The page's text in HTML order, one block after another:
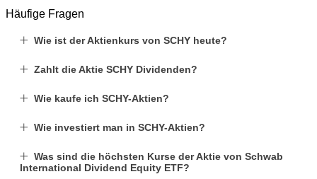
Häufige Fragen
Wie ist der Aktienkurs von SCHY heute?
Zahlt die Aktie SCHY Dividenden?
Wie kaufe ich SCHY-Aktien?
Wie investiert man in SCHY-Aktien?
Was sind die höchsten Kurse der Aktie von Schwab
International Dividend Equity ETF?